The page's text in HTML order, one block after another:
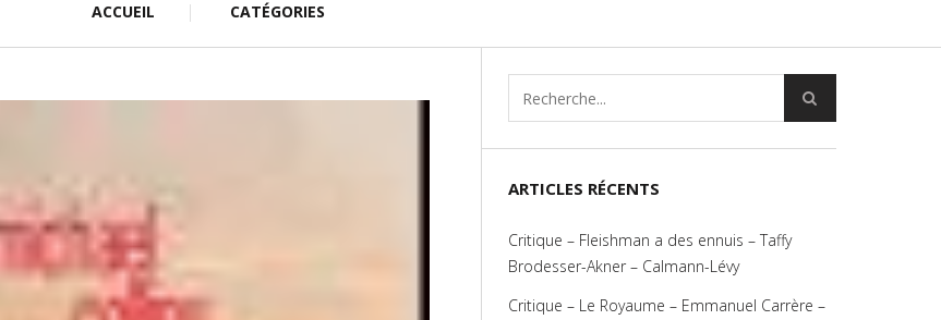
ACCUEIL CATÉGORIES
ARTICLES RÉCENTS
Critique – Fleishman a des ennuis – Taffy
Brodesser-Akner – Calmann-Lévy
Critique – Le Royaume – Emmanuel Carrère –